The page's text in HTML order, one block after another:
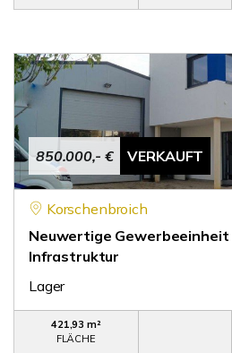
850.000,- € VERKAUFT
Korschenbroich
Neuwertige
Infrastruktur
Lager
421,93 m²
FLÄCHE